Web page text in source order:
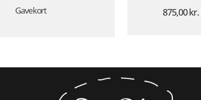
Gavekort
875,00kr.